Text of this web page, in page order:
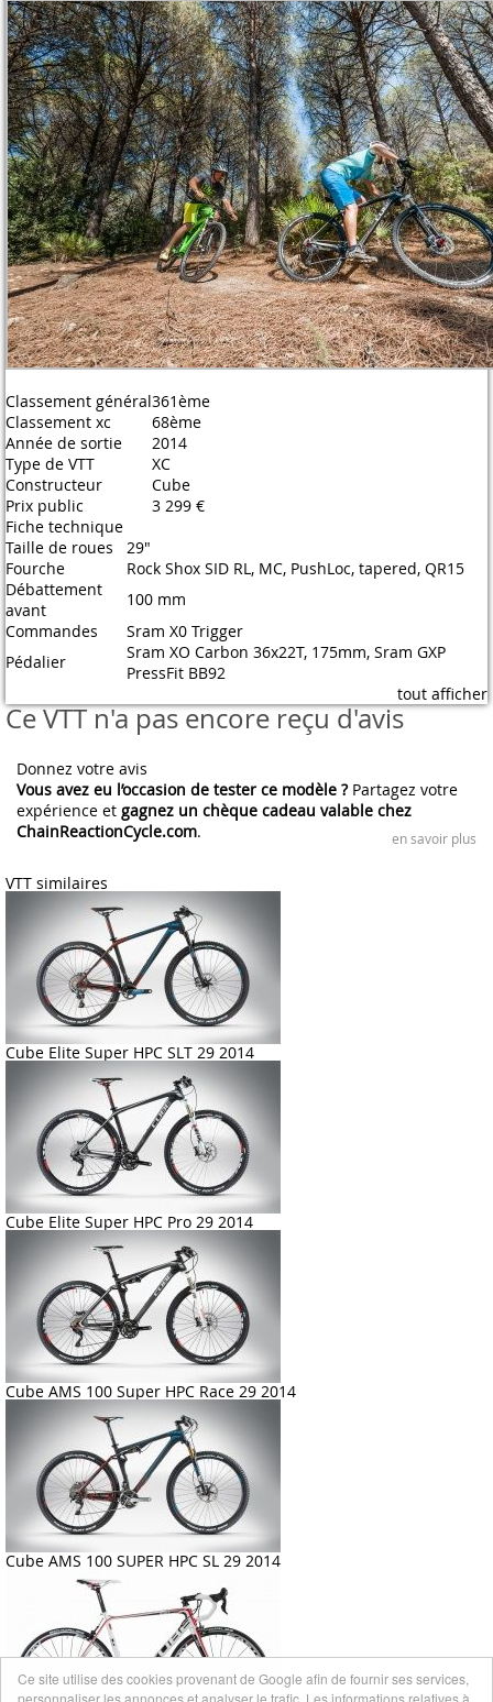
Classement général361ème
Classement xc
68ème
Année de sortie
2014
Type de VTT
XC
Constructeur
Cube
Prix public
3 299 €
Fiche technique
Taille de roues
29"
Fourche
Rock Shox SID RL, MC, PushLoc, tapered, QR15
Débattement
avant
100 mm
Commandes
Sram X0 Trigger
Pédalier
Sram XO Carbon 36x22T, 175mm, Sram GXP
PressFit BB92
tout afficher
Ce VTT n'a pas encore reçu d'avis
Donnez votre avis
Vous avez eu l’occasion de tester ce modèle ?Partagez votre
expérience et gagnez un chèque cadeau valable chez
ChainReactionCycle.com. en savoir plus
VTT similaires
Cube Elite Super HPC SLT 29 2014
Cube Elite Super HPC Pro 29 2014
Cube AMS 100 Super HPC Race 29 2014
Cube AMS 100 SUPER HPC SL 29 2014
Ce site utilise des cookies provenant de Google afin de fournir ses services,
personnaliser les annonces et analyser le trafic. Les informations relatives à